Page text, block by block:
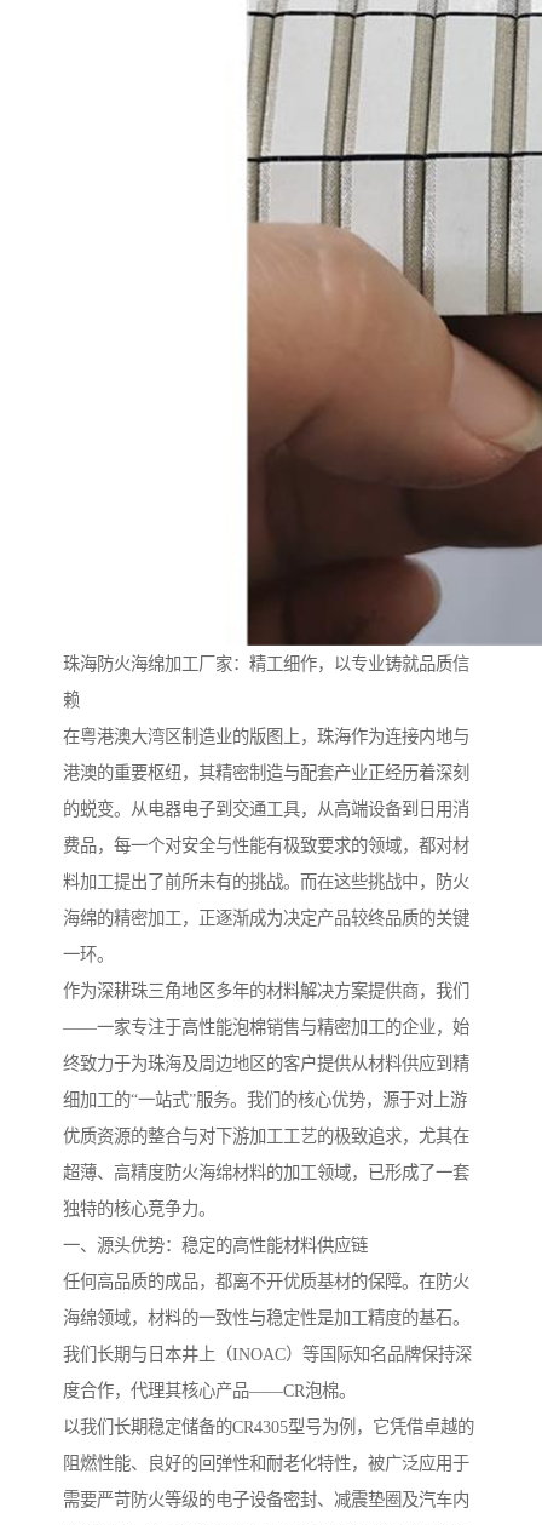
珠海防火海绵加工厂家：精工细作，以专业铸就品质信
赖
在粤港澳大湾区制造业的版图上，珠海作为连接内地与
港澳的重要枢纽，其精密制造与配套产业正经历着深刻
的蜕变。从电器电子到交通工具，从高端设备到日用消
费品，每一个对安全与性能有极致要求的领域，都对材
料加工提出了前所未有的挑战。而在这些挑战中，防火
海绵的精密加工，正逐渐成为决定产品较终品质的关键
一环。
作为深耕珠三角地区多年的材料解决方案提供商，我们
——一家专注于高性能泡棉销售与精密加工的企业，始
终致力于为珠海及周边地区的客户提供从材料供应到精
细加工的“一站式”服务。我们的核心优势，源于对上游
优质资源的整合与对下游加工工艺的极致追求，尤其在
超薄、高精度防火海绵材料的加工领域，已形成了一套
独特的核心竞争力。
一、源头优势：稳定的高性能材料供应链
任何高品质的成品，都离不开优质基材的保障。在防火
海绵领域，材料的一致性与稳定性是加工精度的基石。
我们长期与日本井上（INOAC）等国际知名品牌保持深
度合作，代理其核心产品——CR泡棉。
以我们长期稳定储备的CR4305型号为例，它凭借卓越的
阻燃性能、良好的回弹性和耐老化特性，被广泛应用于
需要严苛防火等级的电子设备密封、减震垫圈及汽车内